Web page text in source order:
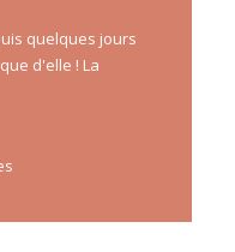
quelques jours
d'elle ! La